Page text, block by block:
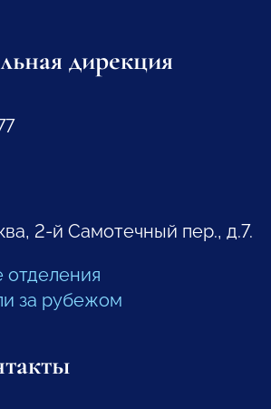
дирекция
2-й Самотечный пер., д.7.
отделения
за рубежом